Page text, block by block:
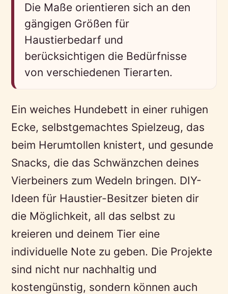
Die Maße orientieren sich an den
gängigen Größen für
Haustierbedarf und
berücksichtigen die Bedürfnisse
von verschiedenen Tierarten.
Ein weiches Hundebett in einer ruhigen
Ecke, selbstgemachtes Spielzeug, das
beim Herumtollen knistert, und gesunde
Snacks, die das Schwänzchen deines
Vierbeiners zum Wedeln bringen. DIY-
Ideen für Haustier-Besitzer bieten dir
die Möglichkeit, all das selbst zu
kreieren und deinem Tier eine
individuelle Note zu geben. Die Projekte
sind nicht nur nachhaltig und
kostengünstig, sondern können auch